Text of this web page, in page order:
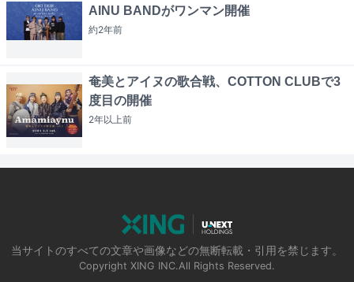
AINU BANDがワンマン開催
約2年前
奄美とアイヌの歌合戦、COTTON CLUBで3
度目の開催
2年以上前
当サイトのすべての文章や画像などの無断転載・引用を禁じます。
Copyright XING INC.All Rights Reserved.